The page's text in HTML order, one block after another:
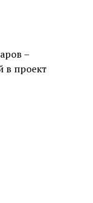
–
в проект